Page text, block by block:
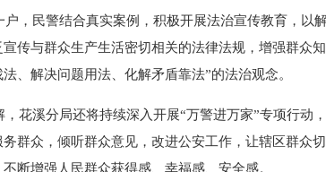
户，民警结合真实案例，积极开展法治宣传教育，以
宣传与群众生产生活密切相关的法律法规，增强群众
、解决问题用法、化解矛盾靠法”的法治观念。
，花溪分局还将持续深入开展“万警进万家”专项行动
群众，倾听群众意见，改进公安工作，让辖区群众
断增强人民群众获得感、幸福感、安全感。